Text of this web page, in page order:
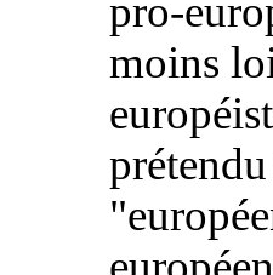
pro-
moins